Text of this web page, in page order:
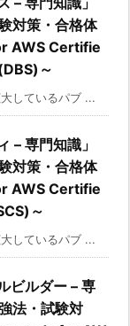
対策・合格体
AWS Certifie
～
しているパブ ...
– 専門知識」
対策・合格体
AWS Certifie
～
しているパブ ...
ビルダー – 専
法・試験対